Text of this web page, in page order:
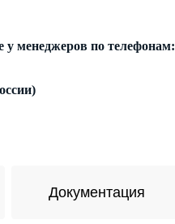
у менеджеров по телефонам:
Документация